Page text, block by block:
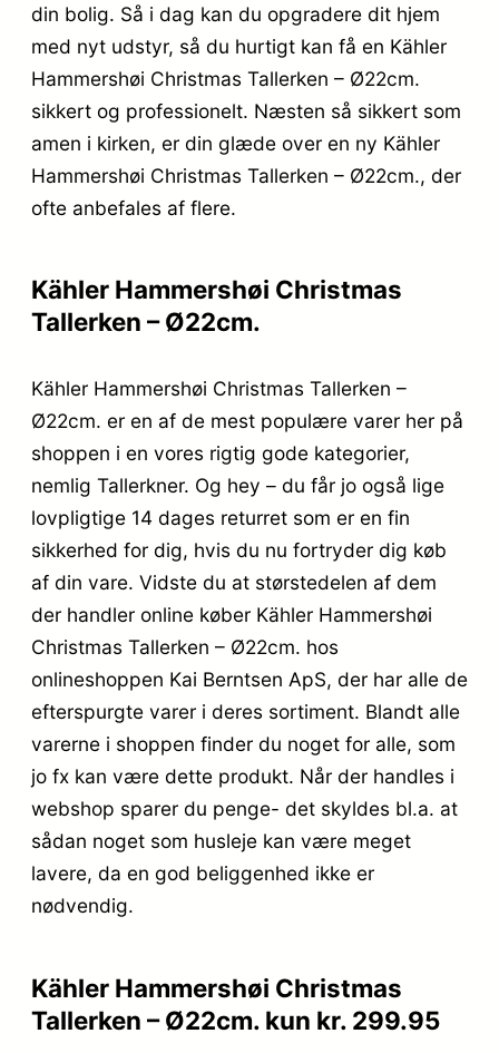
din bolig. Så i dag kan du opgradere dit hjem
med nyt udstyr, så du hurtigt kan få en Kähler
Hammershøi Christmas Tallerken – Ø22cm.
sikkert og professionelt. Næsten så sikkert som
amen i kirken, er din glæde over en ny Kähler
Hammershøi Christmas Tallerken – Ø22cm., der
ofte anbefales af flere.
Kähler Hammershøi Christmas
Tallerken – Ø22cm.
Kähler Hammershøi Christmas Tallerken –
Ø22cm. er en af de mest populære varer her på
shoppen i en vores rigtig gode kategorier,
nemlig Tallerkner. Og hey – du får jo også lige
lovpligtige 14 dages returret som er en fin
sikkerhed for dig, hvis du nu fortryder dig køb
af din vare. Vidste du at størstedelen af dem
der handler online køber Kähler Hammershøi
Christmas Tallerken – Ø22cm. hos
onlineshoppen Kai Berntsen ApS, der har alle de
efterspurgte varer i deres sortiment. Blandt alle
varerne i shoppen finder du noget for alle, som
jo fx kan være dette produkt. Når der handles i
webshop sparer du penge- det skyldes bl.a. at
sådan noget som husleje kan være meget
lavere, da en god beliggenhed ikke er
nødvendig.
Kähler Hammershøi Christmas
Tallerken – Ø22cm. kun kr. 299.95